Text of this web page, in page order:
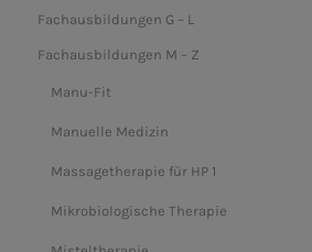
Fachausbildungen G – L
Fachausbildungen M – Z
Manu-Fit
Manuelle Medizin
Massagetherapie für HP 1
Mikrobiologische Therapie